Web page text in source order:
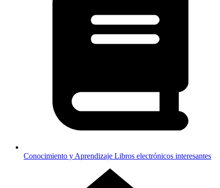
Conocimiento y Aprendizaje Libros electrónicos interesantes